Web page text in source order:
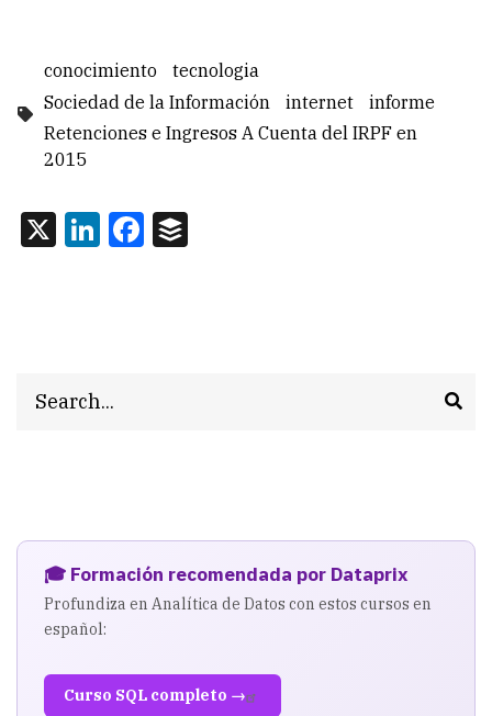
conocimiento
tecnologia
Sociedad de la Información
internet
informe
Retenciones e Ingresos A Cuenta del IRPF en
2015
X LinkedIn
Facebook
🎓 Formación recomendada por Dataprix
Profundiza en Analítica de Datos con estos cursos en
español:
Curso SQL completo →